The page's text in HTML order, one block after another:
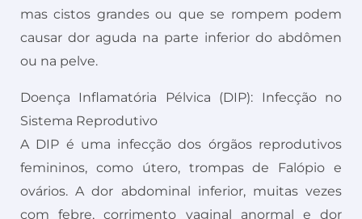
mas cistos grandes ou que se rompem podem
causar dor aguda na parte inferior do abdômen
ou na pelve.
Doença Inflamatória Pélvica (DIP): Infecção no
Sistema Reprodutivo
A DIP é uma infecção dos órgãos reprodutivos
femininos, como útero, trompas de Falópio e
ovários. A dor abdominal inferior, muitas vezes
com febre, corrimento vaginal anormal e dor